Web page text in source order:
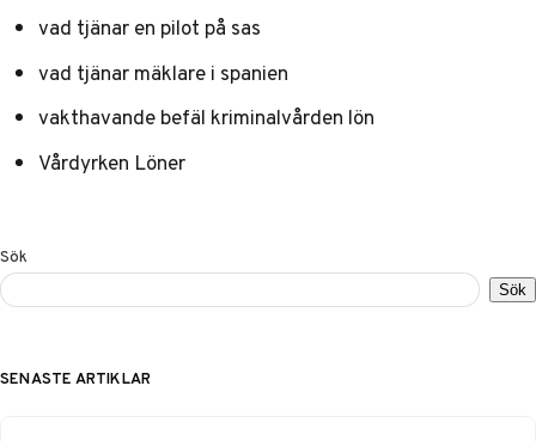
vad tjänar en pilot på sas
vad tjänar mäklare i spanien
vakthavande befäl kriminalvården lön
Vårdyrken Löner
Sök
Sök
SENASTE ARTIKLAR